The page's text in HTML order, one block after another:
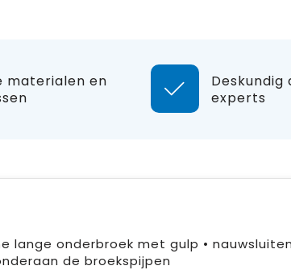
materialen en
Deskundig
experts
lange onderbroek met gulp •
de broekspijpen